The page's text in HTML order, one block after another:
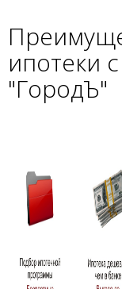
ипотеки
"ГородЪ"